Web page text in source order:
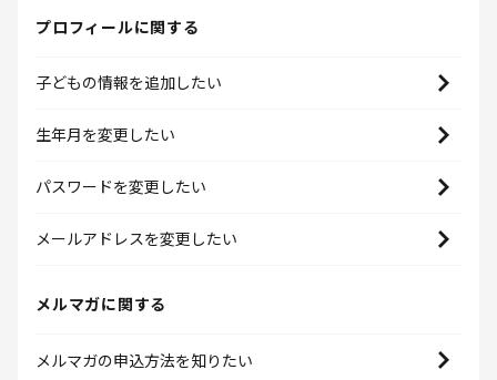
プロフィールに関する
子どもの情報を追加したい
生年月を変更したい
パスワードを変更したい
メールアドレスを変更したい
メルマガに関する
メルマガの申込方法を知りたい